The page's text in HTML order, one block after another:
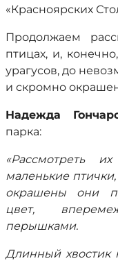
«Красноярских
Продолжаем
птицах, и,
урагусов, до
и скромно
Надежда
парка:
«Рассмотреть
маленькие
окрашены они
цвет,
перышками.
Длинный хвостик